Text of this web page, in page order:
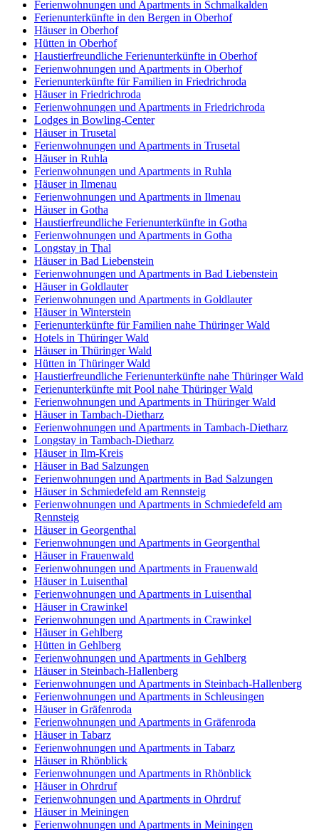
Ferienwohnungen und Apartments in Schmalkalden
Ferienunterkünfte in den Bergen in Oberhof
Häuser in Oberhof
Hütten in Oberhof
Haustierfreundliche Ferienunterkünfte in Oberhof
Ferienwohnungen und Apartments in Oberhof
Ferienunterkünfte für Familien in Friedrichroda
Häuser in Friedrichroda
Ferienwohnungen und Apartments in Friedrichroda
Lodges in Bowling-Center
Häuser in Trusetal
Ferienwohnungen und Apartments in Trusetal
Häuser in Ruhla
Ferienwohnungen und Apartments in Ruhla
Häuser in Ilmenau
Ferienwohnungen und Apartments in Ilmenau
Häuser in Gotha
Haustierfreundliche Ferienunterkünfte in Gotha
Ferienwohnungen und Apartments in Gotha
Longstay in Thal
Häuser in Bad Liebenstein
Ferienwohnungen und Apartments in Bad Liebenstein
Häuser in Goldlauter
Ferienwohnungen und Apartments in Goldlauter
Häuser in Winterstein
Ferienunterkünfte für Familien nahe Thüringer Wald
Hotels in Thüringer Wald
Häuser in Thüringer Wald
Hütten in Thüringer Wald
Haustierfreundliche Ferienunterkünfte nahe Thüringer Wald
Ferienunterkünfte mit Pool nahe Thüringer Wald
Ferienwohnungen und Apartments in Thüringer Wald
Häuser in Tambach-Dietharz
Ferienwohnungen und Apartments in Tambach-Dietharz
Longstay in Tambach-Dietharz
Häuser in Ilm-Kreis
Häuser in Bad Salzungen
Ferienwohnungen und Apartments in Bad Salzungen
Häuser in Schmiedefeld am Rennsteig
Ferienwohnungen und Apartments in Schmiedefeld am
Rennsteig
Häuser in Georgenthal
Ferienwohnungen und Apartments in Georgenthal
Häuser in Frauenwald
Ferienwohnungen und Apartments in Frauenwald
Häuser in Luisenthal
Ferienwohnungen und Apartments in Luisenthal
Häuser in Crawinkel
Ferienwohnungen und Apartments in Crawinkel
Häuser in Gehlberg
Hütten in Gehlberg
Ferienwohnungen und Apartments in Gehlberg
Häuser in Steinbach-Hallenberg
Ferienwohnungen und Apartments in Steinbach-Hallenberg
Ferienwohnungen und Apartments in Schleusingen
Häuser in Gräfenroda
Ferienwohnungen und Apartments in Gräfenroda
Häuser in Tabarz
Ferienwohnungen und Apartments in Tabarz
Häuser in Rhönblick
Ferienwohnungen und Apartments in Rhönblick
Häuser in Ohrdruf
Ferienwohnungen und Apartments in Ohrdruf
Häuser in Meiningen
Ferienwohnungen und Apartments in Meiningen